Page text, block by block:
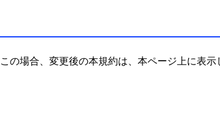
場合、変更後の本規約は、本ページ上に表示